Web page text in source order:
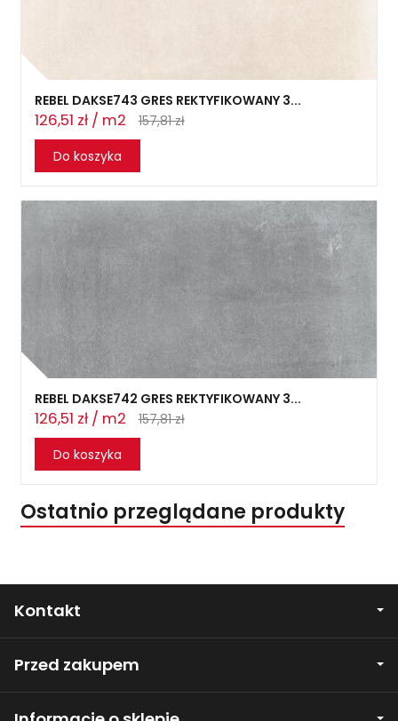
REBEL DAKSE743 GRES REKTYFIKOWANY 3...
126,51 zł / m2
157,81 zł
Do koszyka
REBEL DAKSE742 GRES REKTYFIKOWANY 3...
126,51 zł / m2
157,81 zł
Do koszyka
Ostatnio przeglądane produkty
Kontakt
Przed zakupem